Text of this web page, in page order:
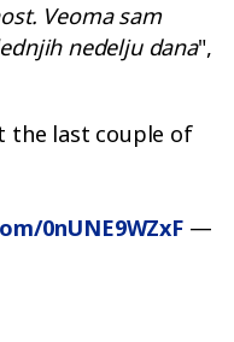
Veoma sam
nedelju dana",
the last couple of
0nUNE9WZxF—